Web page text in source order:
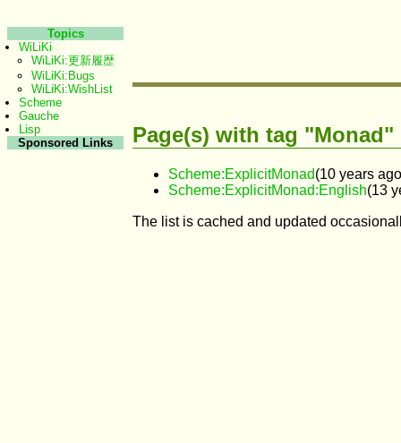
Page(s) with tag "Monad"
Scheme:ExplicitMonad(10 years
Scheme:ExplicitMonad:English(13
The list is cached and updated
Topics
WiLiKi
WiLiKi:更新履歴
WiLiKi:Bugs
WiLiKi:WishList
Scheme
Gauche
Lisp
Sponsored Links